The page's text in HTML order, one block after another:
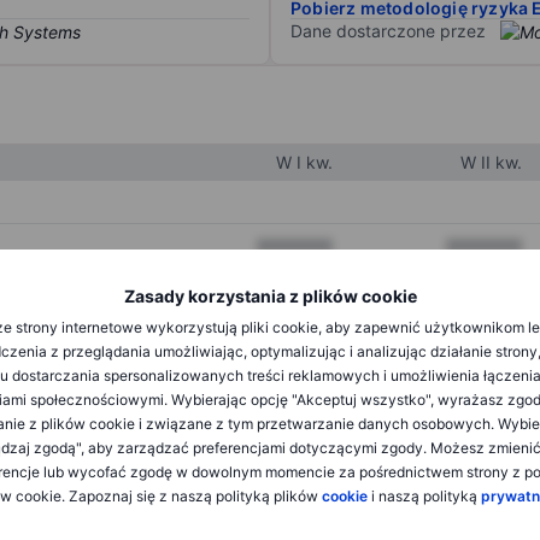
Zasady korzystania z plików cookie
strony internetowe wykorzystują pliki cookie, aby zapewnić użytkownikom
z przeglądania umożliwiając, optymalizując i analizując działanie
dostarczania spersonalizowanych treści reklamowych i umożliwienia
społecznościowymi. Wybierając opcję "Akceptuj wszystko", wyrażasz
z plików cookie i związane z tym przetwarzanie danych osobowych.
zgodą", aby zarządzać preferencjami dotyczącymi zgody. Możesz
lub wycofać zgodę w dowolnym momencie za pośrednictwem strony z
cookie. Zapoznaj się z naszą polityką plików cookie i naszą polityką
Pobierz metodologię ryzyka
Dane dostarczone przez
W I kw. W II kw.
XXXXXXX XXXXXXX
XXXXXXX
XXXXXXX XXXXXXX
XXXXXXX XXXXXXX
XXXXXXX